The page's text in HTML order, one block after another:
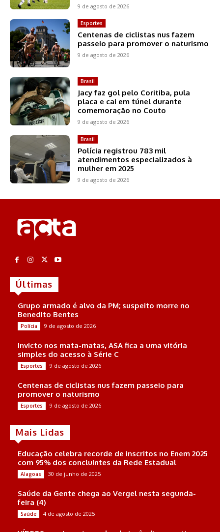
9 de agosto de 2026
Esportes
Centenas de ciclistas nus fazem
passeio para promover o naturismo
9 de agosto de 2026
Brasil
Jacy faz gol pelo Coritiba, pula
placa e cai em túnel durante
comemoração no Couto
9 de agosto de 2026
Brasil
Polícia registrou 783 mil
atendimentos especializados à
mulher em 2025
9 de agosto de 2026
Últimas
Grupo armado é alvo da PM; suspeito morre no
Benedito Bentes
Polícia 9 de agosto de 2026
Invicto nos mata-matas, ASA fica a uma vitória
simples do acesso à Série C
Esportes 9 de agosto de 2026
Centenas de ciclistas nus fazem passeio para
promover o naturismo
Esportes 9 de agosto de 2026
Mais Lidas
Educação celebra recorde de inscritos no Enem 2025
com 95% dos concluintes da Rede Estadual
Alagoas 30 de junho de 2025
Saúde da Gente chega ao Vergel nesta segunda-
feira (4)
Saúde 4 de agosto de 2025